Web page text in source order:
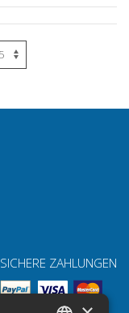
SICHERE ZAHLUNGEN